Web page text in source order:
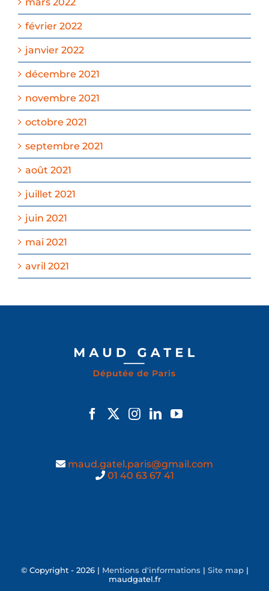
février 2022
janvier 2022
décembre 2021
novembre 2021
octobre 2021
septembre 2021
août 2021
juillet 2021
juin 2021
mai 2021
avril 2021
maud.gatel.paris@gmail.com
01 40 63 67 41
© Copyright - 2026 | Mentions d'informations | Site map|
maudgatel.fr